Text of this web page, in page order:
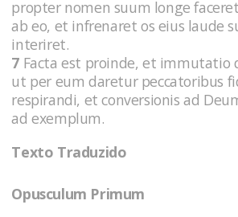
propter nomen suum longe
ab eo, et infrenaret os eius laude
interiret.
7 Facta est proinde, et immutatio
ut per eum daretur peccatoribus
respirandi, et conversionis ad
ad exemplum.
Texto Traduzido
Opusculum Primum